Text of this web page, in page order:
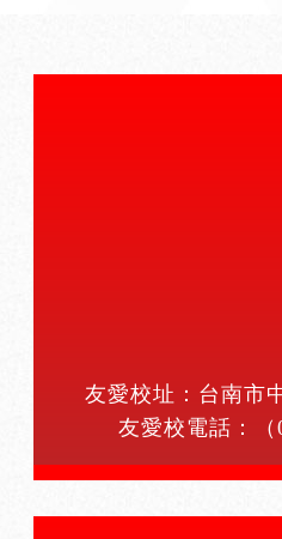
友愛校址：台南市
友愛校電話：